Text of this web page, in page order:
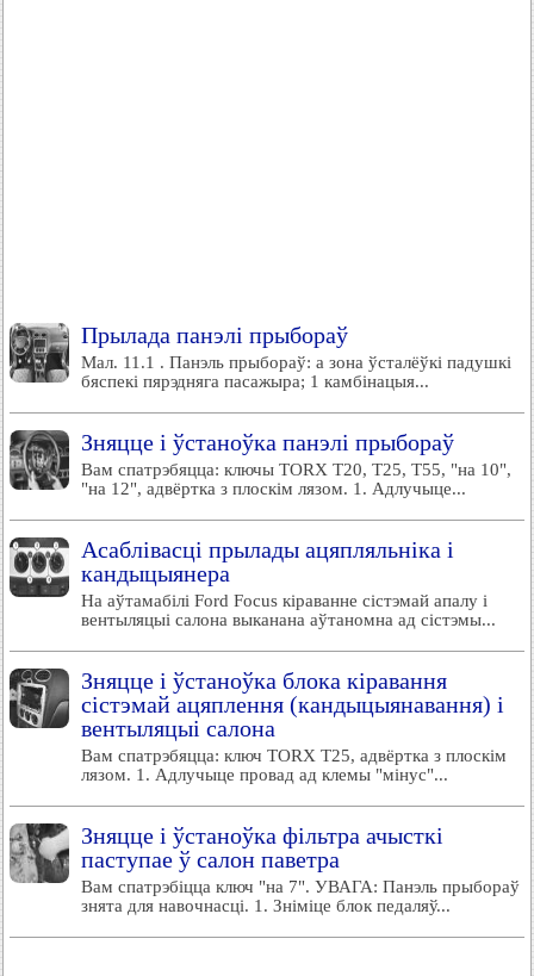
Прылада панэлі прыбораў
Мал. 11.1 . Панэль прыбораў: а зона ўсталёўкі падушкі
бяспекі пярэдняга пасажыра; 1 камбінацыя...
Зняцце і ўстаноўка панэлі прыбораў
Вам спатрэбяцца: ключы TORX T20, T25, Т55, "на 10",
"на 12", адвёртка з плоскім лязом. 1. Адлучыце...
Асаблівасці прылады ацяпляльніка і
кандыцыянера
На аўтамабілі Ford Focus кіраванне сістэмай апалу і
вентыляцыі салона выканана аўтаномна ад сістэмы...
Зняцце і ўстаноўка блока кіравання
сістэмай ацяплення (кандыцыянавання) і
вентыляцыі салона
Вам спатрэбяцца: ключ TORX T25, адвёртка з плоскім
лязом. 1. Адлучыце провад ад клемы "мінус"...
Зняцце і ўстаноўка фільтра ачысткі
паступае ў салон паветра
Вам спатрэбіцца ключ "на 7". УВАГА: Панэль прыбораў
знята для навочнасці. 1. Зніміце блок педаляў...